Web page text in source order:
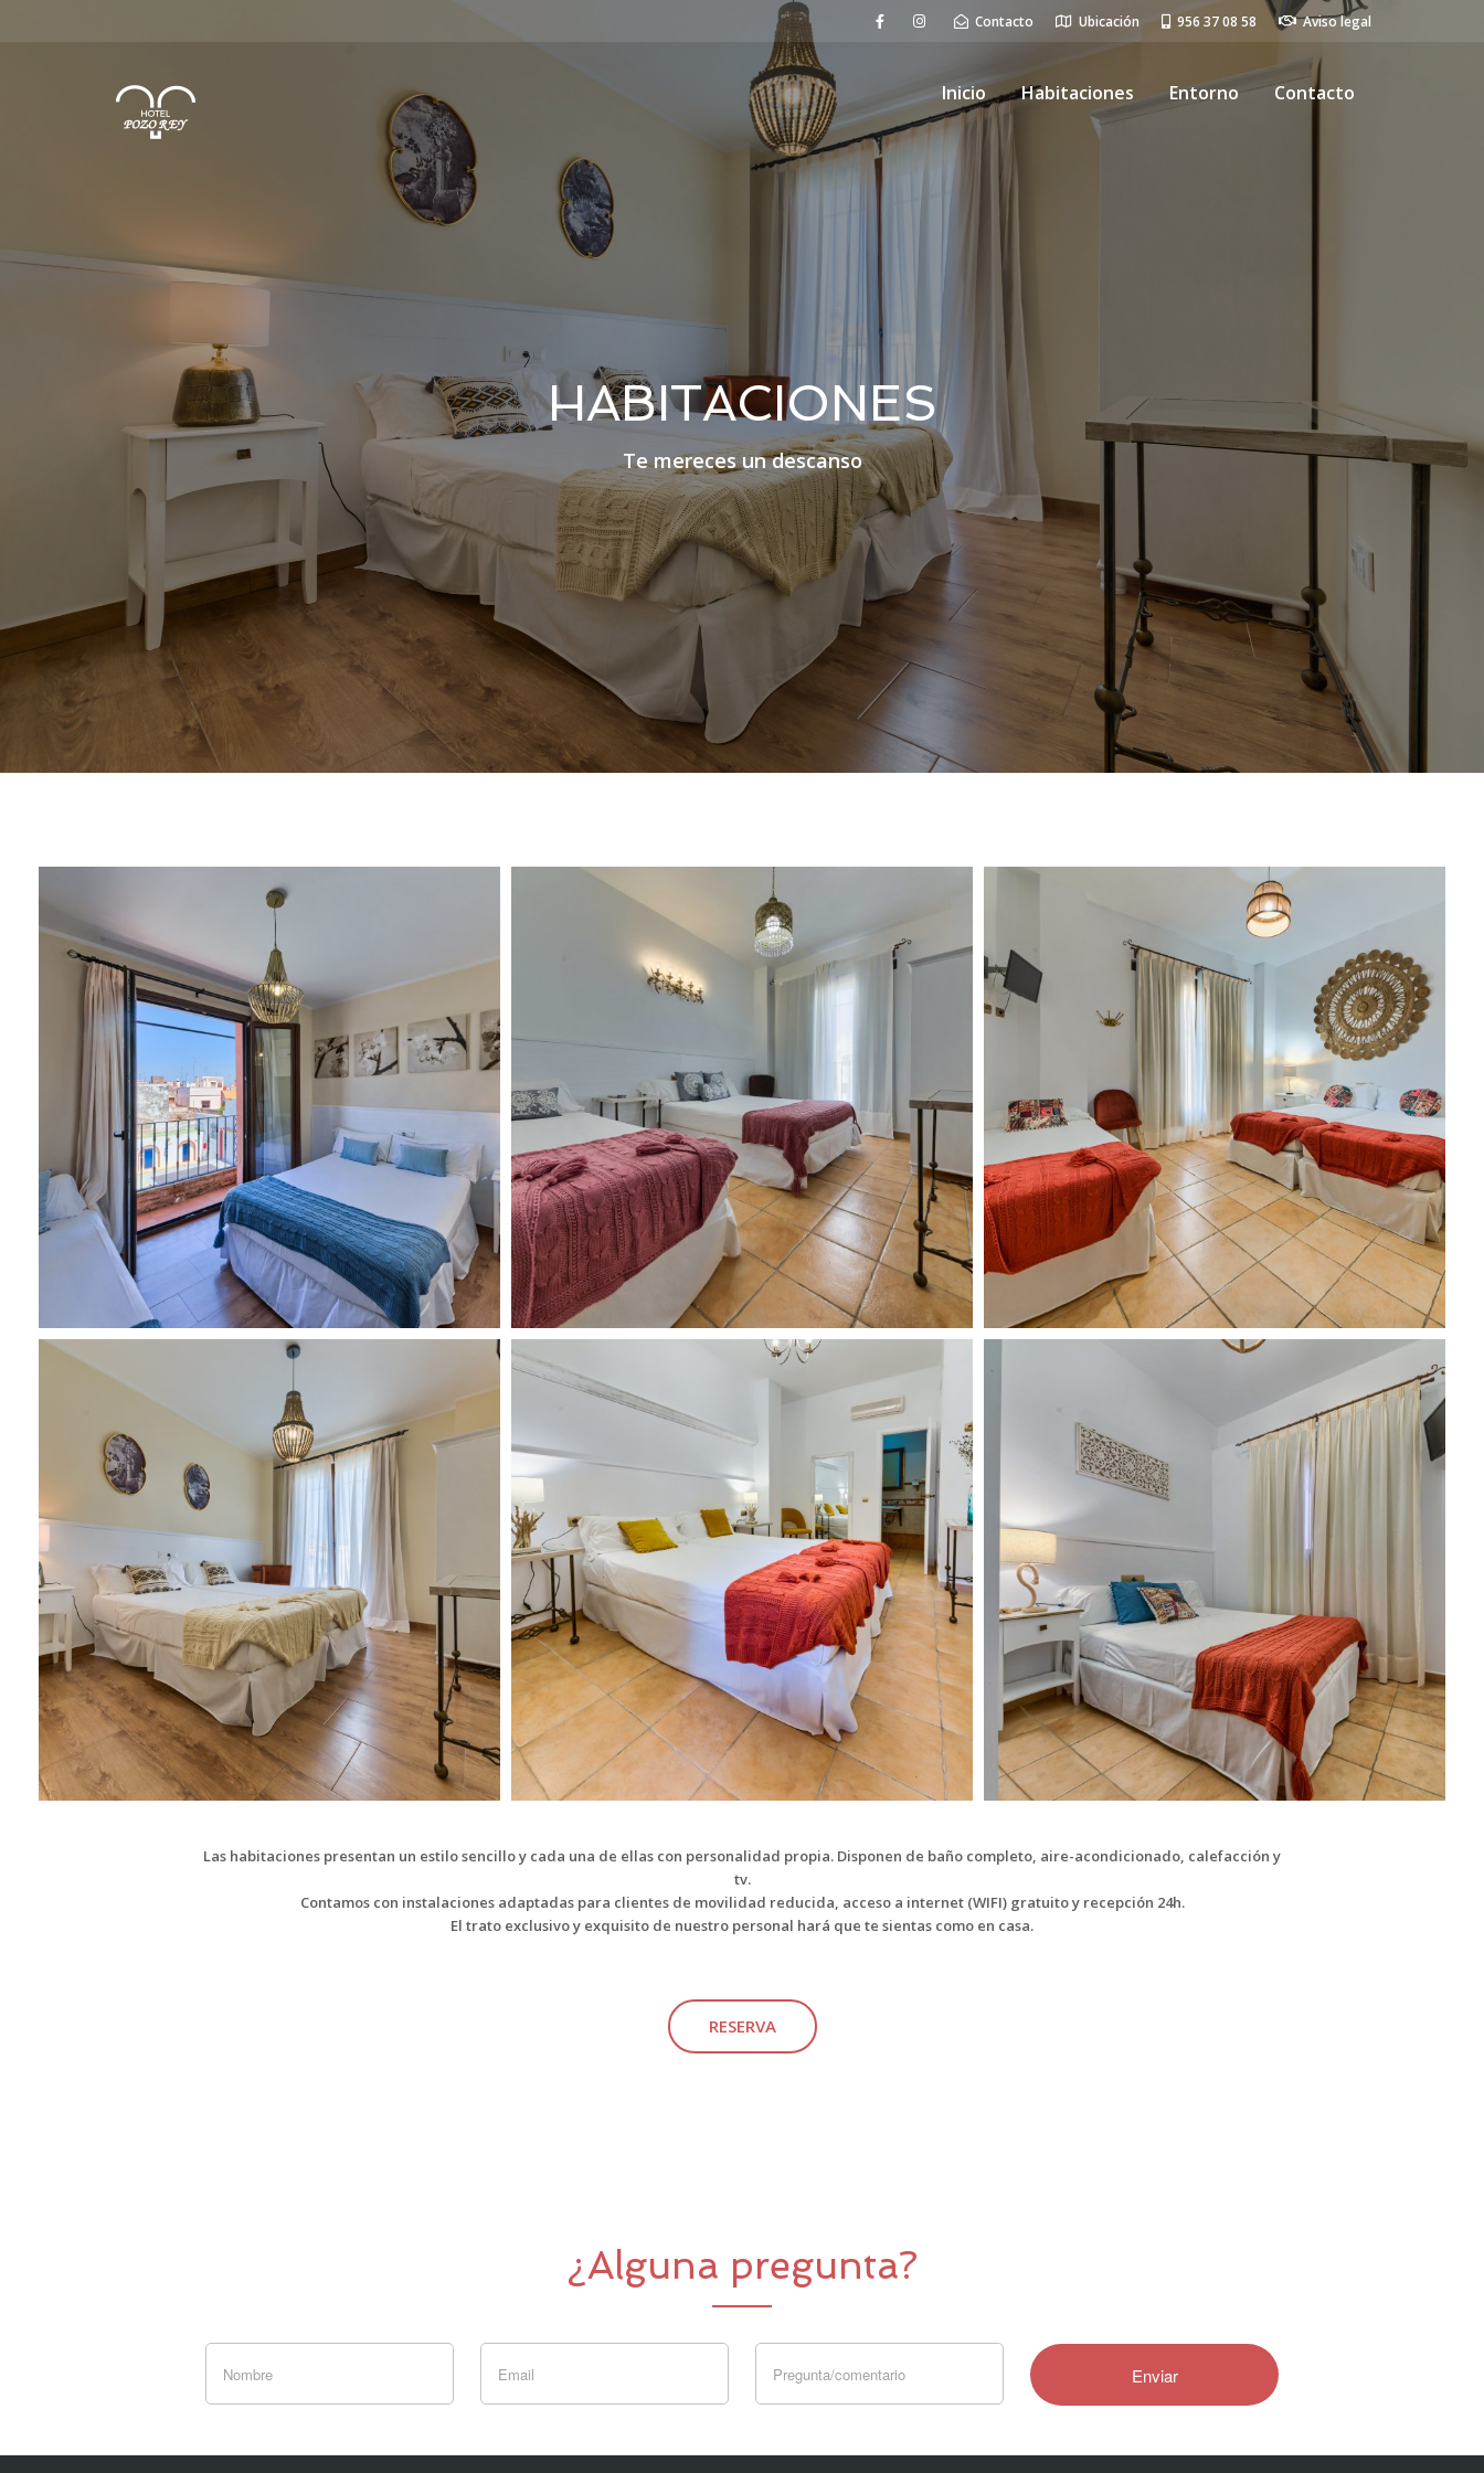
Contacto Ubicación 956 37 08 58 Aviso legal
Inicio Habitaciones Entorno Contacto
HABITACIONES
Te mereces un descanso
Las habitaciones presentan un estilo sencillo y cada una de ellas con personalidad propia. Disponen de baño completo, aire-acondicionado, calefacción y
tv.
Contamos con instalaciones adaptadas para clientes de movilidad reducida, acceso a internet (WIFI) gratuito y recepción 24h.
El trato exclusivo y exquisito de nuestro personal hará que te sientas como en casa.
RESERVA
¿Alguna pregunta?